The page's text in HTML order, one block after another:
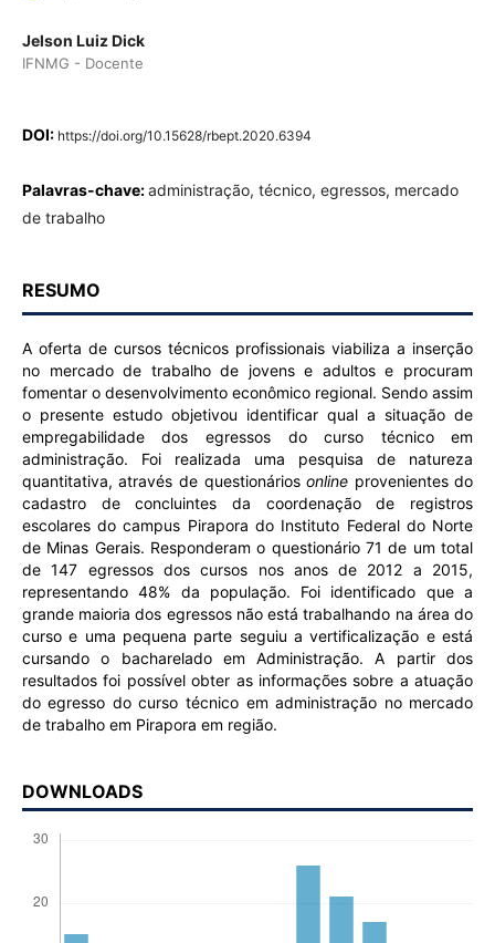
Jelson Luiz Dick
IFNMG - Docente
DOI: https://doi.org/10.15628/rbept.2020.6394
Palavras-chave:administração, técnico, egressos, mercado
de trabalho
RESUMO
A oferta de cursos técnicos profissionais viabiliza a inserção
no mercado de trabalho de jovens e adultos e procuram
fomentar o desenvolvimento econômico regional. Sendo assim
o presente estudo objetivou identificar qual a situação de
empregabilidade dos egressos do curso técnico em
administração. Foi realizada uma pesquisa de natureza
quantitativa, através de questionáriosonline provenientes do
cadastro de concluintes da coordenação de registros
escolares do campus Pirapora do Instituto Federal do Norte
de Minas Gerais. Responderam o questionário 71 de um total
de 147 egressos dos cursos nos anos de 2012 a 2015,
representando 48% da população. Foi identificado que a
grande maioria dos egressos não está trabalhando na área do
curso e uma pequena parte seguiu a vertificalização e está
cursando o bacharelado em Administração. A partir dos
resultados foi possível obter as informações sobre a atuação
do egresso do curso técnico em administração no mercado
de trabalho em Pirapora em região.
DOWNLOADS